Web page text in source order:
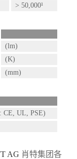
> 50,000¹
(lm)
(K)
(mm)
UL, PSE)
AG 肖特集团各